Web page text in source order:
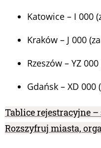
Katowice – I 000
Kraków – J 000
Rzeszów – YZ
Gdańsk – XD 000
Tablice rejestracyjne
Rozszyfruj miasta,